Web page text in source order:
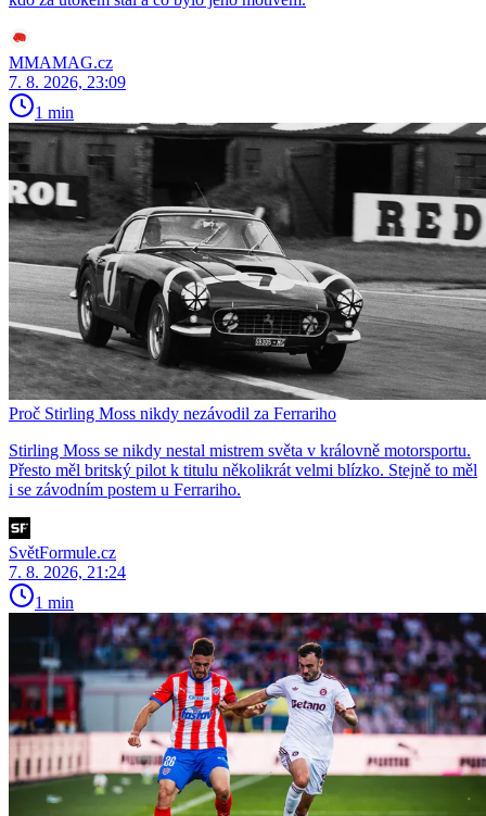
MMAMAG.cz
7. 8. 2026, 23:09
1 min
Proč Stirling Moss nikdy nezávodil za Ferrariho
Stirling Moss se nikdy nestal mistrem světa v královně motorsportu.
Přesto měl britský pilot k titulu několikrát velmi blízko. Stejně to měl
i se závodním postem u Ferrariho.
SvětFormule.cz
7. 8. 2026, 21:24
1 min